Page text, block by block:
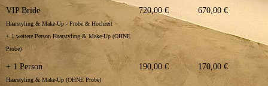
VIP Bride
Haarstyling & Make-Up - Probe & Hochzeit
+ 1 weitere Person Haarstyling & Make-Up (OHNE
Probe)
720,00 € 670,00 €
+ 1 Person
Haarstyling & Make-Up (OHNE Probe)
190,00 € 170,00 €